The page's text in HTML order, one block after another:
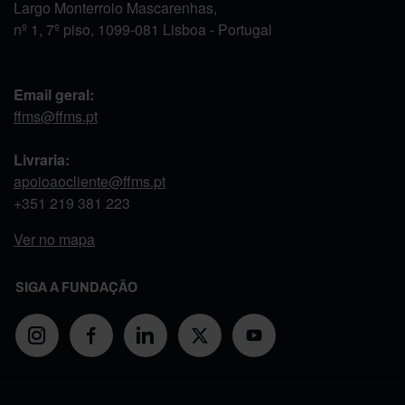
Largo Monterroio Mascarenhas,
nº 1, 7º piso, 1099-081 Lisboa - Portugal
Email geral:
ffms@ffms.pt
Livraria:
apoioaocliente@ffms.pt
+351 219 381 223
Ver no mapa
SIGA A FUNDAÇÃO